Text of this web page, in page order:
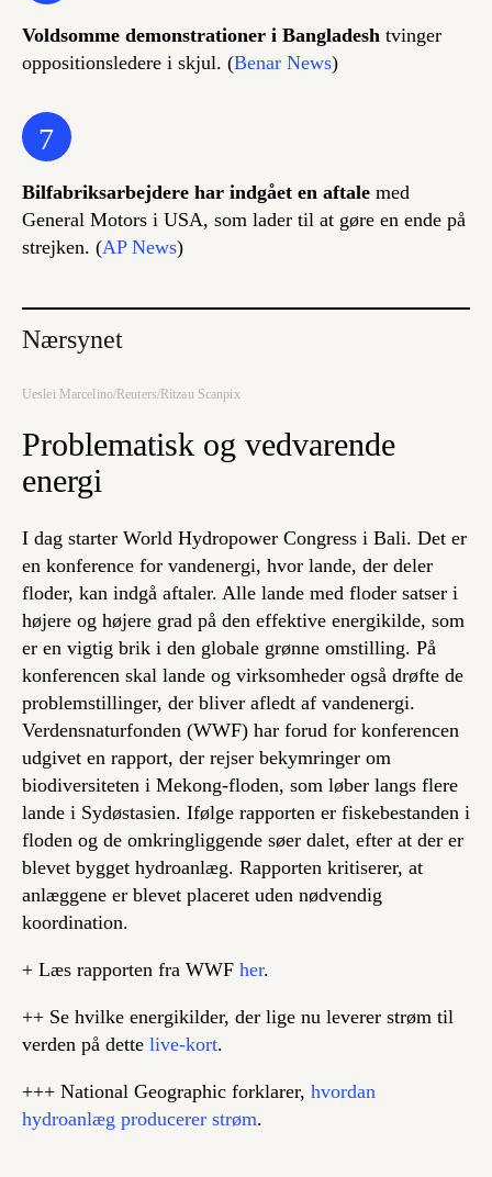
Voldsomme demonstrationer i Bangladesh tvinger
oppositionsledere i skjul. (Benar News)
7
Bilfabriksarbejdere har indgået en aftale med
General Motors i USA, som lader til at gøre en ende på
strejken. (AP News)
Nærsynet
Ueslei Marcelino/Reuters/Ritzau Scanpix
Problematisk og vedvarende
energi
I dag starter World Hydropower Congress i Bali. Det er
en konference for vandenergi, hvor lande, der deler
floder, kan indgå aftaler. Alle lande med floder satser i
højere og højere grad på den effektive energikilde, som
er en vigtig brik i den globale grønne omstilling. På
konferencen skal lande og virksomheder også drøfte de
problemstillinger, der bliver afledt af vandenergi.
Verdensnaturfonden (WWF) har forud for konferencen
udgivet en rapport, der rejser bekymringer om
biodiversiteten i Mekong-floden, som løber langs flere
lande i Sydøstasien. Ifølge rapporten er fiskebestanden i
floden og de omkringliggende søer dalet, efter at der er
blevet bygget hydroanlæg. Rapporten kritiserer, at
anlæggene er blevet placeret uden nødvendig
koordination.
+ Læs rapporten fra WWF her.
++ Se hvilke energikilder, der lige nu leverer strøm til
verden på dette live-kort.
+++ National Geographic forklarer, hvordan
hydroanlæg producerer strøm.